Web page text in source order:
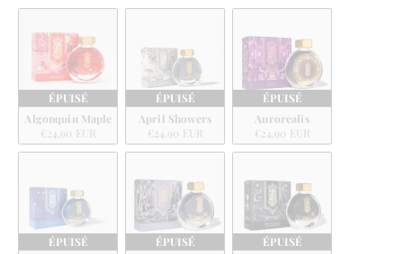
ÉPUISÉ
Algonquin Maple
€24,90 EUR
ÉPUISÉ
April Showers
€24,90 EUR
ÉPUISÉ
Aurorealis
€24,90 EUR
ÉPUISÉ
ÉPUISÉ
ÉPUISÉ